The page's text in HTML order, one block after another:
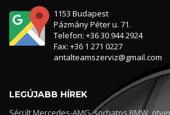
1153 Budapest
Pázmány Péter u. 71.
Telefon: +36 30 944 2924
Fax: +36 1 271 0227
antalteamszerviz@gmail.com
LEGÚJABB HÍREK
Sérült Mercedes-AMG, sorhatos BMW,